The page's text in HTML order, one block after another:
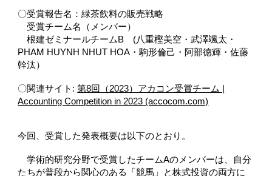
〇受賞報告名：緑茶飲料の販売戦略
受賞チーム名（メンバー）
根建ゼミナールチームB (八重樫美空・武澤颯太・
PHAM HUYNH NHUT HOA・駒形倫己・阿部徳輝・佐藤
幹汰）
〇関連サイト:第8回（2023）アカコン受賞チーム |
Accounting Competition in 2023 (accocom.com)
今回、受賞した発表概要は以下のとおり。
学術的研究分野で受賞したチームAのメンバーは、自分
たちが普段から関心のある「競馬」と株式投資の両方に